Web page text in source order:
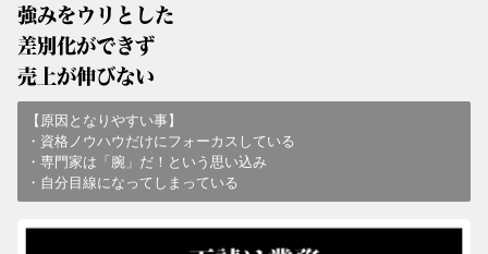
強みをウリとした
差別化ができず
売上が伸びない
【 原因となりやすい事 】
・資格ノウハウだけにフォーカスしている
・専門家は「腕」だ！という思い込み
・自分目線になってしまっている